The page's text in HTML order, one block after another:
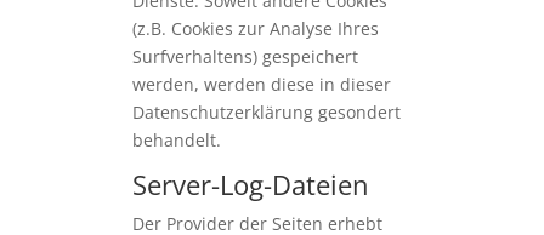
(z.B. Cookies zur Analyse Ihres
Surfverhaltens) gespeichert
werden, werden diese in dieser
Datenschutzerklärung gesondert
behandelt.
Server-Log-Dateien
Der Provider der Seiten erhebt